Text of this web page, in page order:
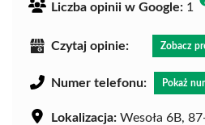
Liczba opinii w Google: 1
Czytaj opinie: Zobacz
Numer telefonu: Pokaż
Lokalizacja: Wesoła 6B,